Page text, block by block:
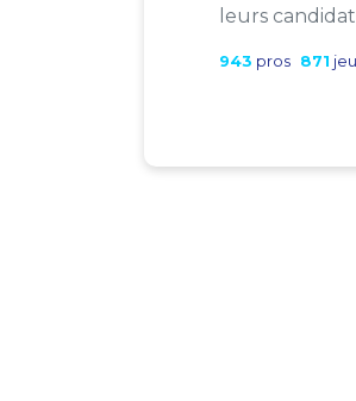
leurs
943 pros 871